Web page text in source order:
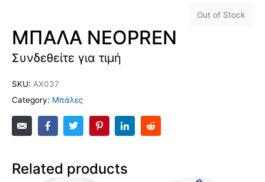
Out of Stock
ΜΠΑΛΑ ΝΕΟPREN
Συνδεθείτε για τιμή
SKU: ΑΧ037
Category: Μπάλες
Related products